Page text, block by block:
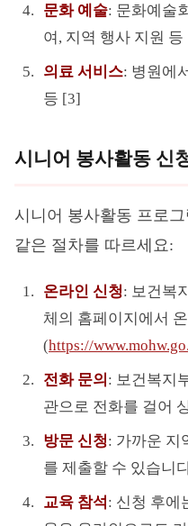
문화 예술: 문화예술
여, 지역 행사 지원 등
의료 서비스: 병원에
등 [3]
시니어 봉사활동 신
시니어 봉사활동 프로
같은 절차를 따르세요:
온라인 신청: 보건복
체의 홈페이지에서
(https://
전화 문의 : 보건복지
관으로 전화를 걸어
방문 신청: 가까운 지
를 제출할 수 있습니
교육 참석: 신청 후에